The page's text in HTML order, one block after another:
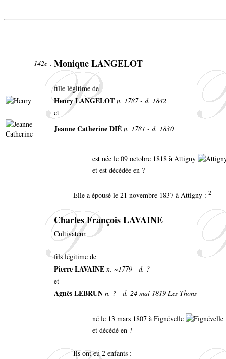
142e-. Monique LANGELOT
fille légitime de
Henry LANGELOT n. 1787 - d. 1842
et
Jeanne Catherine DIÉ n. 1781 - d. 1830
est née le 09 octobre 1818 à Attigny
et est décédée en ?
Elle a épousé le 21 novembre 1837 à Attigny : 2
Charles François LAVAINE
Cultivateur
fils légitime de
Pierre LAVAINE n. ~1779 - d. ?
et
Agnès LEBRUN n. ? - d. 24 mai 1819 Les Thons
né le 13 mars 1807 à Fignévelle
et décédé en ?
Ils ont eu 2 enfants :